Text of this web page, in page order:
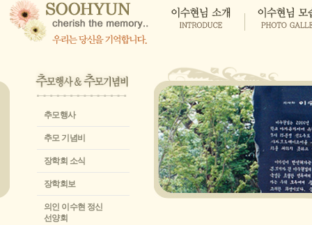
추모행사
추모 기념비
장학회 소식
장학회보
의인 이수현 정신
선양회